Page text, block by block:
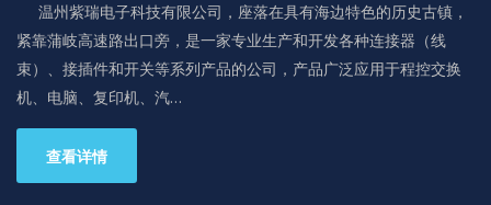
温州紫瑞电子科技有限公司，座落在具有海边特色的历史古镇，
紧靠蒲岐高速路出口旁，是一家专业生产和开发各种连接器（线
束）、接插件和开关等系列产品的公司，产品广泛应用于程控交换
机、电脑、复印机、汽…
查看详情